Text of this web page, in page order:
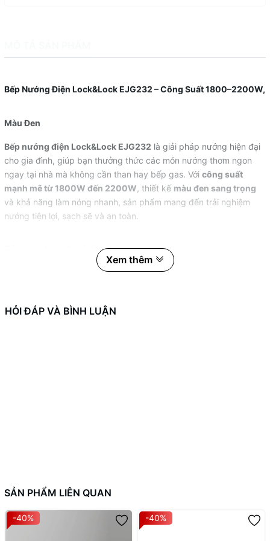
Bếp Nướng Điện Lock&Lock EJG232 – Công Suất 1800–2200W,
Màu Đen
Bếp nướng điện Lock&Lock EJG232 là giải pháp nướng hiện đại
cho gia đình, giúp bạn thưởng thức các món nướng thơm ngon
ngay tại nhà mà không cần than hay bếp gas. Với công suất
mạnh mẽ từ 1800W đến 2200W, thiết kế màu đen sang trọng
và khả năng làm nóng nhanh, sản phẩm mang đến trải nghiệm
nướng tiện lợi, sạch sẽ và an toàn.
Công suất mạnh mẽ, làm nóng nhanh
Bếp hoạt động với mức công suất1800–2200W
Thực phẩm chín đều, giữ được độ ngọt tự nhiên
Sản phẩm sở hữu thiết kế gọn gàng, màu đen tinh tế, dễ phối với
Xem thêm
HỎI ĐÁP VÀ BÌNH LUẬN
SẢN PHẨM LIÊN QUAN
-40% -40%